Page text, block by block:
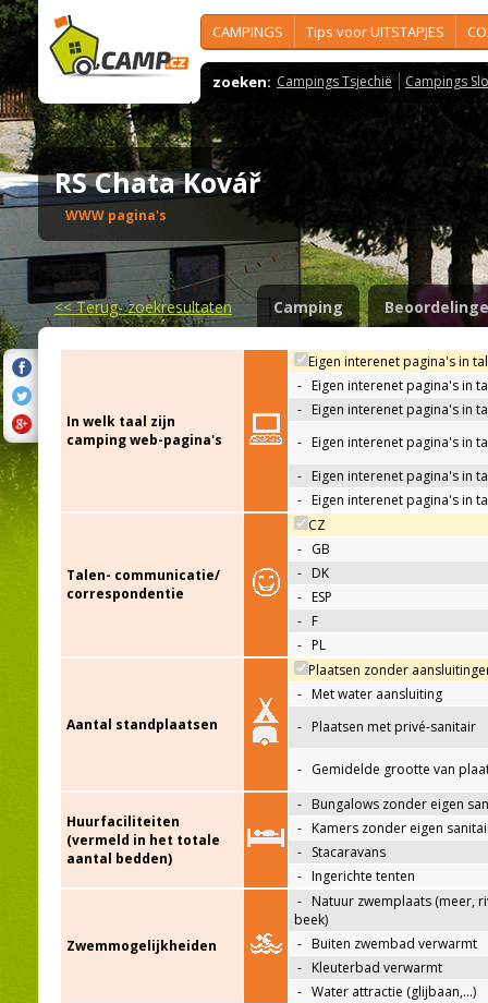
CAMPINGS Tips voor UITSTAPJES
zoeken: Campings Tsjechië Campings
RS Chata Kovář
WWW pagina's
<<Terug- zoekresultaten Camping
In welk taal zijn
camping web-pagina's
Eigen interenet pagina's in
- Eigen interenet pagina's in
- Eigen interenet pagina's in
- Eigen interenet pagina's in
- Eigen interenet pagina's in
- Eigen interenet pagina's in
Talen- communicatie/
correspondentie
CZ
- GB
- DK
- ESP
- F
- PL
Aantal standplaatsen
Plaatsen zonder
- Met water aansluiting
- Plaatsen met privé-sanitair
- Gemidelde grootte van
Huurfaciliteiten
(vermeld in het totale
aantal bedden)
- Bungalows zonder eigen
- Kamers zonder eigen
- Stacaravans
- Ingerichte tenten
Zwemmogelijkheiden
- Natuur zwemplaats (meer,
beek)
- Buiten zwembad verwarmt
- Kleuterbad verwarmt
- Water attractie (glijbaan,…)